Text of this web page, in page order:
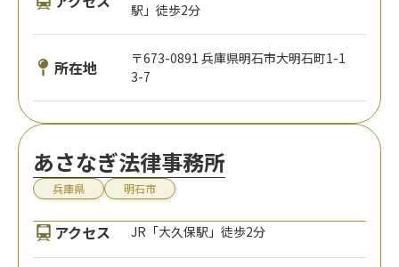
駅」徒歩2分
所在地
〒673-0891 兵庫県明石市大明石町1-1
3-7
あさなぎ法律事務所
兵庫県 明石市
アクセス JR「大久保駅」徒歩2分